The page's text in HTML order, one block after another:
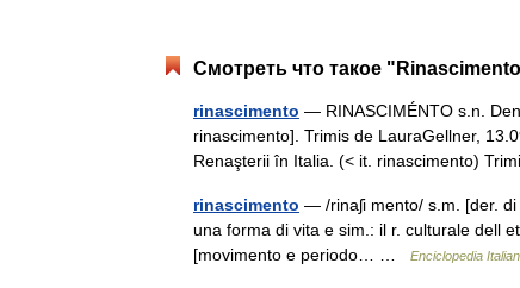
Смотреть что такое
rinascimento — RINASCIMÉNTO s.n.
rinascimento]. Trimis de LauraGellner,
Renaşterii în Italia. (< it. rinascimento)
rinascimento — /rinaʃi mento/ s.m. [der.
una forma di vita e sim.: il r. culturale dell
[movimento e periodo… …
Enciclopedia